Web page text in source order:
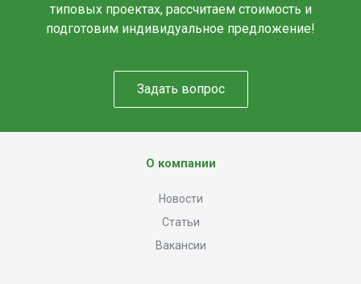
типовых проектах, рассчитаем стоимость и
подготовим индивидуальное предложение!
Задать вопрос
О компании
Новости
Статьи
Вакансии